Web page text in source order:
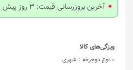
آخرین بروزرسانی قیمت: 3 روز پیش
نوع دوچرخه : شهری